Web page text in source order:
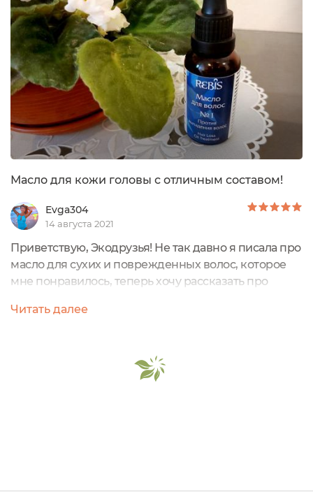
после мытья, на расчёске, на подушке, на полу...
хочется уже бить тревогу. А ведь...
Масло для кожи головы с отличным составом!
Evga304
14 августа 2021
Приветствую, Экодрузья! Не так давно я писала про
масло для сухих и поврежденных волос, которое
мне понравилось, теперь хочу рассказать про
Rebis. Флакон идентичный предыдущему маслу:
масло больше желтого цвета. Аромат - на
любителя, я слышу Амлу и Бэй, мне...
Читать далее